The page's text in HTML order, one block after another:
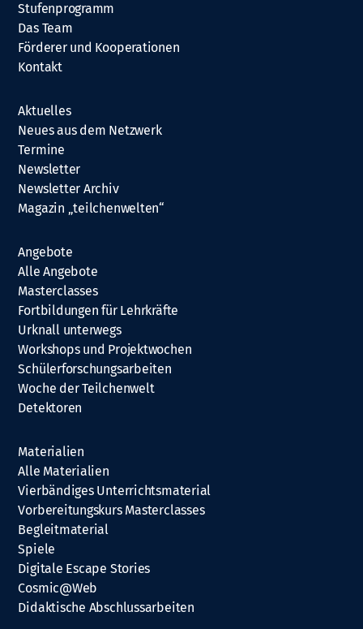
Stufenprogramm
Das Team
Förderer und Kooperationen
Kontakt
Aktuelles
Neues aus dem Netzwerk
Termine
Newsletter
Newsletter Archiv
Magazin „teilchenwelten“
Angebote
Alle Angebote
Masterclasses
Fortbildungen für Lehrkräfte
Urknall unterwegs
Workshops und Projektwochen
Schülerforschungsarbeiten
Woche der Teilchenwelt
Detektoren
Materialien
Alle Materialien
Vierbändiges Unterrichtsmaterial
Vorbereitungskurs Masterclasses
Begleitmaterial
Spiele
Digitale Escape Stories
Cosmic@Web
Didaktische Abschlussarbeiten